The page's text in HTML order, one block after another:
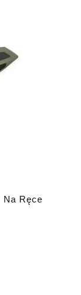
Na Ręce